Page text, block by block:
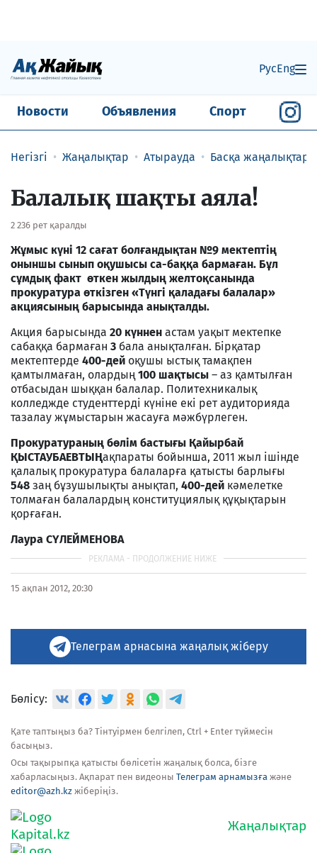
РусEng
Новости Объявления Спорт
Негізгі Жаңалықтар Атырауда Басқа жаңалықтар
Балалық шақты аяла!
2 236 рет қаралды
Жұмыс күні 12 сағат болғандықтан №9 мектептің
оныншы сынып оқушысы са-баққа бармаған. Бұл
сұмдық факт өткен жылдың желтоқсанында
прокуратура өткізген «Түнгі қаладағы балалар»
акциясының барысында анықталды.
Акция барысында 20 күннен астам уақыт мектепке
сабаққа бармаған 3 бала анықталған. Бірқатар
мектептерде 400-дей оқушы ыстық тамақпен
қамтылмаған, олардың 100 шақтысы – аз қамтылған
отбасыдан шыққан балалар. Политехникалық
колледжде студенттерді күніне екі рет аудиторияда
тазалау жұмыстарын жасауға мәжбүрлеген.
Прокуратураның бөлім бастығы Қайырбай
ҚЫСТАУБАЕВТЫҢақпараты бойынша, 2011 жыл ішінде
қалалық прокуратура балаларға қатысты барлығы
548 заң бұзушылықты анықтап, 400-дей кәмелетке
толмаған балалардың конституциялық құқықтарын
қорғаған.
Лаура СҮЛЕЙМЕНОВА
15 ақпан 2012, 20:30
Телеграм арнасына жаңалық жіберу
Бөлісу:
Қате таптыңыз ба? Тінтуірмен белгілеп, Ctrl + Enter түймесін
басыңыз.
Осы тақырыпқа қатысты бөлісетін жаңалық болса, бізге
хабарласыңыз. Ақпарат пен видеоны Телеграм арнамызға және
editor@azh.kz жіберіңіз.